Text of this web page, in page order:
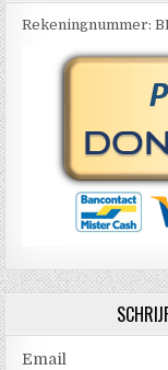
Rekeningnummer:
Email